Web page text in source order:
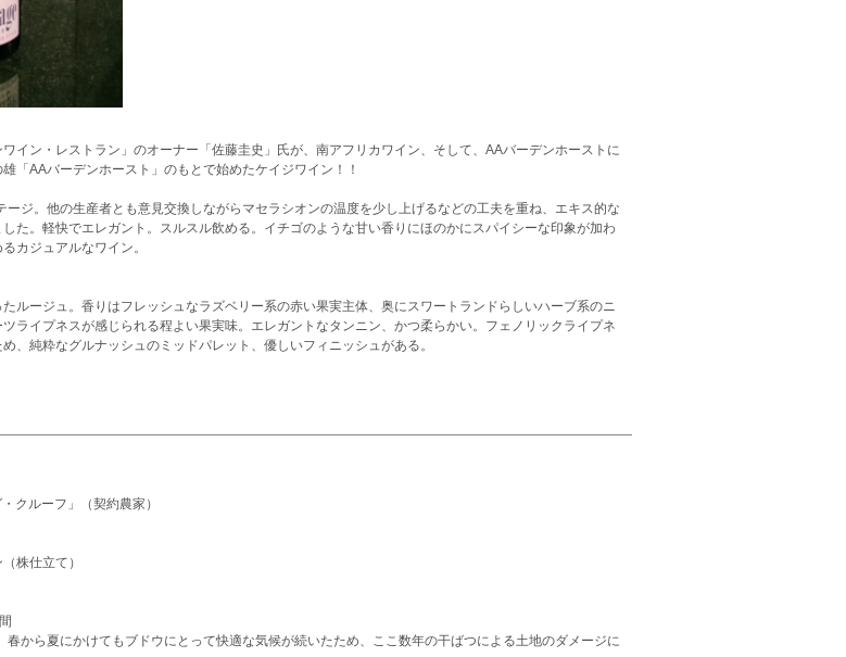
イン・レストラン」のオーナー「佐藤圭史」氏が、南アフリカワイン、そして、AAバーデンホーストに
「AAバーデンホースト」のもとで始めたケイジワイン！！
ジ。他の生産者とも意見交換しながらマセラシオンの温度を少し上げるなどの工夫を重ね、エキス的な
た。軽快でエレガント。スルスル飲める。イチゴのような甘い香りにほのかにスパイシーな印象が加わ
カジュアルなワイン。
ルージュ。香りはフレッシュなラズベリー系の赤い果実主体、奥にスワートランドらしいハーブ系のニ
ライプネスが感じられる程よい果実味。エレガントなタンニン、かつ柔らかい。フェノリックライプネ
、純粋なグルナッシュのミッドパレット、優しいフィニッシュがある。
クルーフ」（契約農家）
株仕立て）
から夏にかけてもブドウにとって快適な気候が続いたため、ここ数年の干ばつによる土地のダメージに